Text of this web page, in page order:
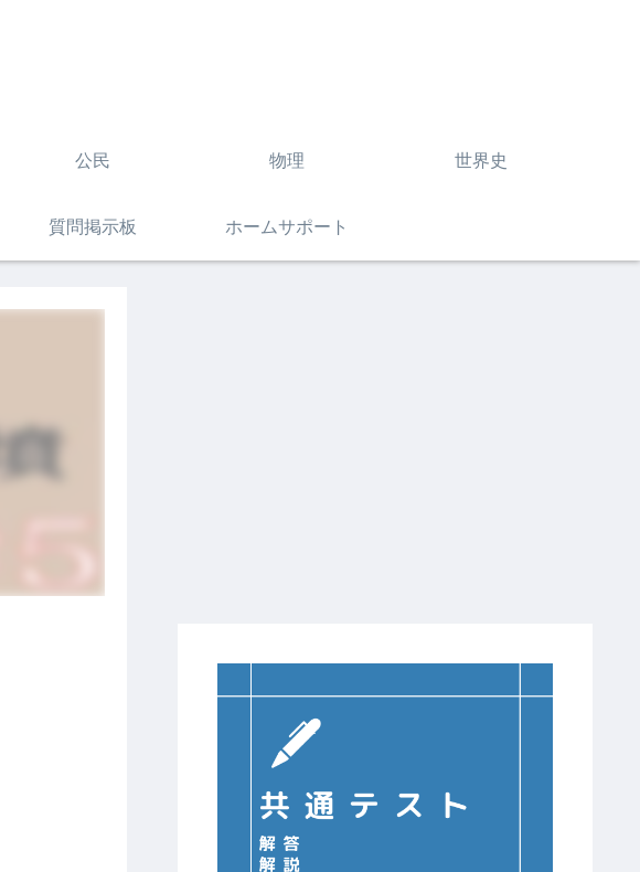
公民 物理 世界史
質問掲示板 ホームサポート